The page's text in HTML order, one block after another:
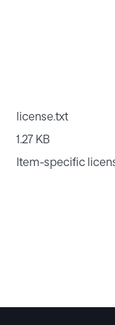
license.txt
1.27 KB
Item-specific